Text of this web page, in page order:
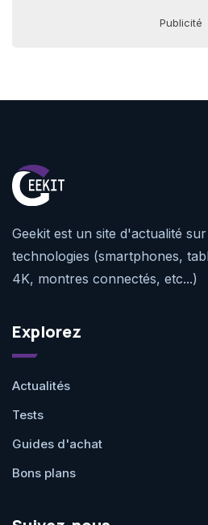
Publicité
Geekit est un site d'actualité
technologies (smartphones,
4K, montres connectés, etc...)
Explorez
Actualités
Tests
Guides d'achat
Bons plans